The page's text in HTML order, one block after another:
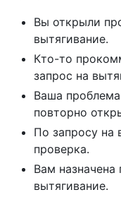
Вы открыли
вытягивание.
Кто-то
запрос на
Ваша
повторно
По запросу на
проверка.
Вам назначена
вытягивание.